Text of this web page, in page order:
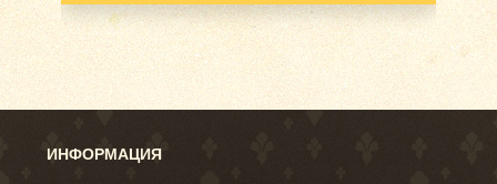
ИНФОРМАЦИЯ